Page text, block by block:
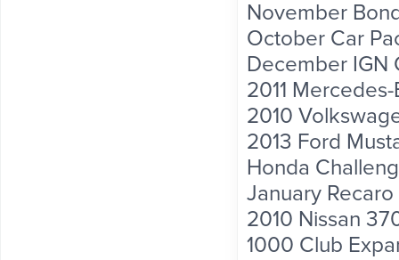
November
October Car
December IGN
2011
2010
2013 Ford
Honda
January
2010 Nissan
1000 Club